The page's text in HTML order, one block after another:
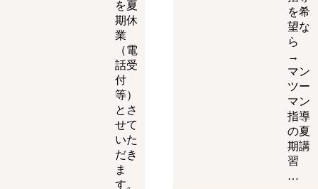
を夏
期休
業
（電
話受
付
等）
とさ
せて
いた
だき
ま
す。
を希
望な
ら
→
マン
ツー
マン
指導
の夏
期講
習
…